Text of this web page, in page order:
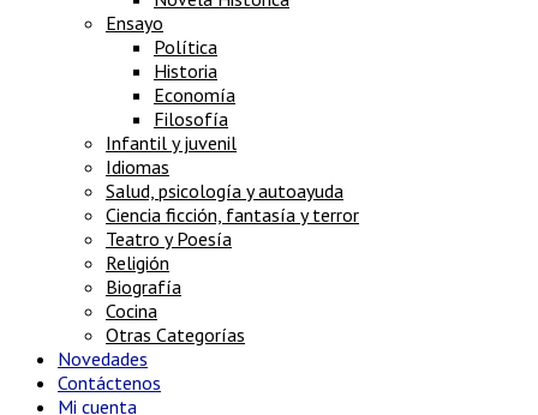
Ensayo
Política
Historia
Economía
Filosofía
Infantil y juvenil
Idiomas
Salud, psicología y autoayuda
Ciencia ficción, fantasía y terror
Teatro y Poesía
Religión
Biografía
Cocina
Otras Categorías
Novedades
Contáctenos
Mi cuenta